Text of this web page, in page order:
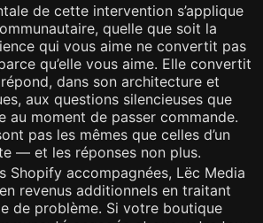
de cette intervention s’applique
quelle que soit la
qui vous aime ne convertit pas
qu’elle vous aime. Elle convertit
dans son architecture et
aux questions silencieuses que
au moment de passer commande.
pas les mêmes que celles d’un
— et les réponses non plus.
Shopify accompagnées, Lëc Media
revenus additionnels en traitant
de problème. Si votre boutique